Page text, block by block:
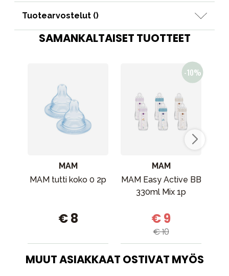
Tuotearvostelut ()
SAMANKALTAISET TUOTTEET
MAM
MAM tutti koko 0 2p
€ 8
MAM
MAM Easy Active BB
330ml Mix 1p
€ 9
€ 10
MUUT ASIAKKAAT OSTIVAT MYÖS